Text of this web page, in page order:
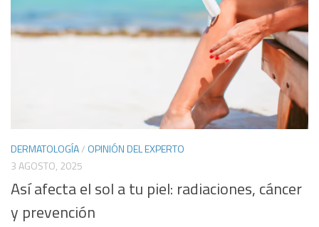
DERMATOLOGÍA/ OPINIÓN DEL EXPERTO
3 AGOSTO, 2025
Así afecta el sol a tu piel: radiaciones, cáncer
y prevención